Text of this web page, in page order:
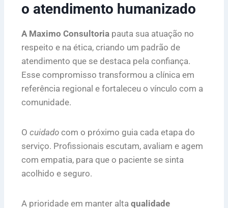
o atendimento humanizado
A Maximo Consultoria pauta sua atuação no
respeito e na ética, criando um padrão de
atendimento que se destaca pela confiança.
Esse compromisso transformou a clínica em
referência regional e fortaleceu o vínculo com a
comunidade.
O cuidado com o próximo guia cada etapa do
serviço. Profissionais escutam, avaliam e agem
com empatia, para que o paciente se sinta
acolhido e seguro.
A prioridade em manter alta qualidade